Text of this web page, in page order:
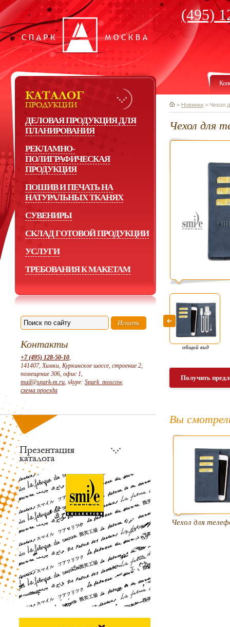
(495)
ДЕЛОВАЯ ПРОДУКЦИЯ ДЛЯ
ПЛАНИРОВАНИЯ
РЕКЛАМНО-
ПОЛИГРАФИЧЕСКАЯ
ПРОДУКЦИЯ
ПОШИВ И ПЕЧАТЬ НА
НАТУРАЛЬНЫХ ТКАНЯХ
СУВЕНИРЫ
СКЛАД ГОТОВОЙ ПРОДУКЦИИ
УСЛУГИ
ТРЕБОВАНИЯ К МАКЕТАМ
Контакты
+7 (495) 128-50-10,
141407, Химки, Куркинское шоссе, строение 2,
помещение 306, офис 1,
mail@spark-m.ru, skype: Spark_moscow,
схема проезда
> Новинки > Чехол
Чехол для
общий вид
Получить
Вы
Чехол для